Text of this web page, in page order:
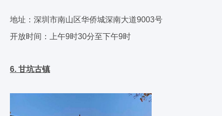
地址：深圳市南山区华侨城深南大道9003号
开放时间：上午9时30分至下午9时
6. 甘坑古镇